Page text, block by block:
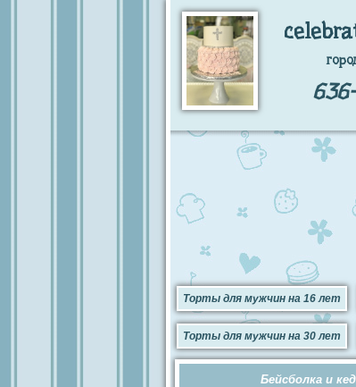
Торты для мужчин на 16 лет
Торты для мужчин на 30 лет
Бейсболка и